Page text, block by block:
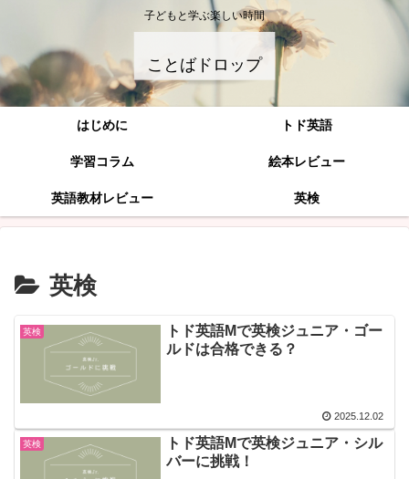
子どもと学ぶ楽しい時間
ことばドロップ
はじめに トド英語
学習コラム 絵本レビュー
英語教材レビュー 英検
英検
英検
トド英語Mで英検ジュニア・ゴー
ルドは合格できる？
2025.12.02
英検
トド英語Mで英検ジュニア・シル
バーに挑戦！